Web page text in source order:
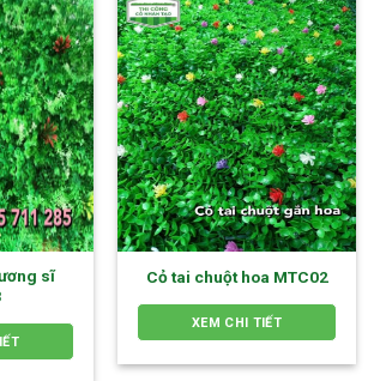
sĩ
Cỏ tai chuột hoa MTC02
XEM CHI TIẾT